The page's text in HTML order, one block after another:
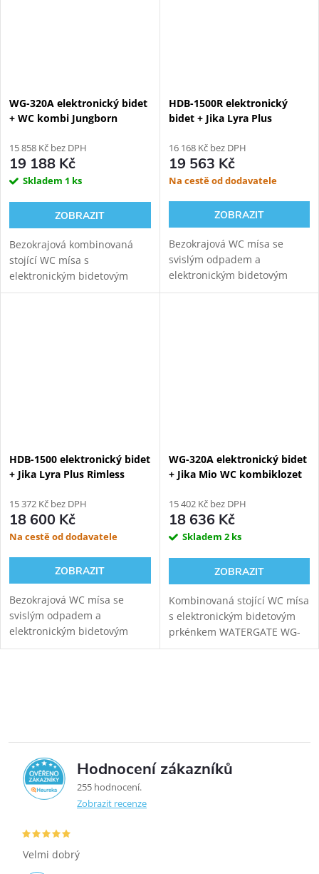
WG-320A elektronický bidet
+ WC kombi Jungborn
15 858 Kč bez DPH
19 188 Kč
Skladem 1 ks
ZOBRAZIT
Bezokrajová kombinovaná
stojící WC mísa s
elektronickým bidetovým
prkénkem WATERGATE WG-
HDB-1500R elektronický
bidet + Jika Lyra Plus
odpad
16 168 Kč bez DPH
19 563 Kč
Na cestě od dodavatele
ZOBRAZIT
Bezokrajová WC mísa se
svislým odpadem a
elektronickým bidetovým
prkénkem Hyundai Wacortec
HDB-1500 elektronický bidet
+ Jika Lyra Plus Rimless
15 372 Kč bez DPH
18 600 Kč
Na cestě od dodavatele
ZOBRAZIT
Bezokrajová WC mísa se
svislým odpadem a
elektronickým bidetovým
prkénkem Hyundai Wacortec
WG-320A elektronický bidet
+ Jika Mio WC kombiklozet
15 402 Kč bez DPH
18 636 Kč
Skladem 2 ks
ZOBRAZIT
Kombinovaná stojící WC mísa
s elektronickým bidetovým
prkénkem WATERGATE WG-
320A pro komfortní zadní
5,0 Hodnocení zákazníků
255 hodnocení
Zobrazit recenze
Velmi dobrý